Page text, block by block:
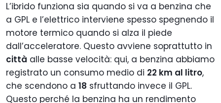
L’ibrido funziona sia quando si va a benzina che
a GPL e l’elettrico interviene spesso spegnendo il
motore termico quando si alza il piede
dall’acceleratore. Questo avviene soprattutto in
città alle basse velocità: qui, a benzina abbiamo
registrato un consumo medio di 22 km al litro,
che scendono a 18 sfruttando invece il GPL.
Questo perché la benzina ha un rendimento